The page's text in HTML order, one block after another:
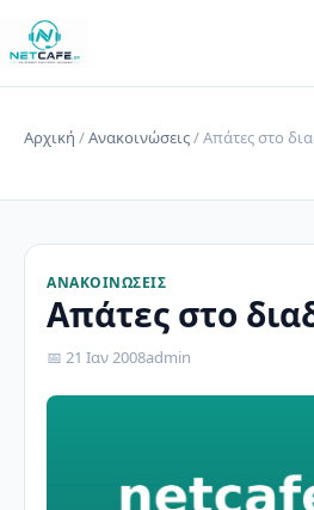
Αρχική /Ανακοινώσεις/ Απάτες στο
ΑΝΑΚΟΙΝΏΣΕΙΣ
Απάτες στο
📅 21 Ιαν 2008admin